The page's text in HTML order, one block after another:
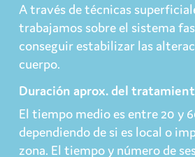
A través de técnicas
trabajamos sobre el sistema
conseguir estabilizar las
cuerpo.
Duración aprox. del
El tiempo medio es entre 20 y
dependiendo de si es local o
zona. El tiempo y número de